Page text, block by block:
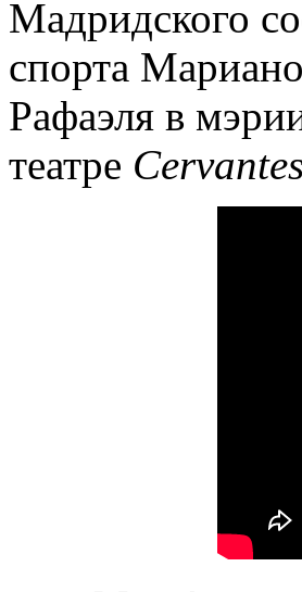
Мадридского
спорта
Рафаэля в
театре Cervantes